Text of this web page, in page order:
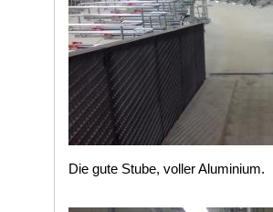
Die gute Stube, voller Aluminium.